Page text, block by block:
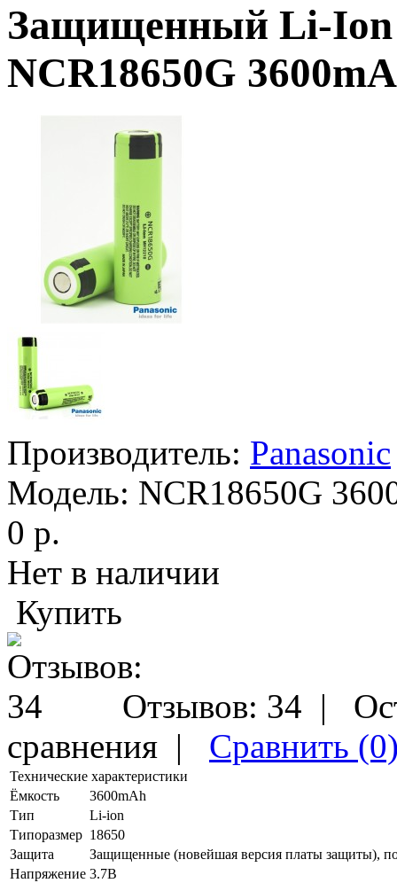
Защищенный Li-Ion
NCR18650G
Производитель: Panasonic
Модель: NCR18650G
0 р.
Нет в наличии
Купить
Отзывов: 34 |
сравнения | Сравнить
Технические характеристики
Ёмкость
3600mAh
Тип
Li-ion
Типоразмер 18650
Защита
Защищенные (новейшая версия платы защиты),
Напряжение 3.7В